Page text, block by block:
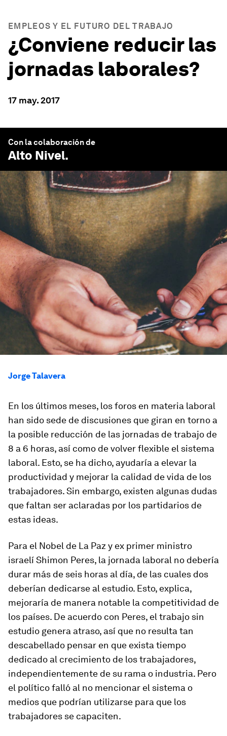
EMPLEOS Y EL FUTURO DEL TRABAJO
¿Conviene reducir las
jornadas laborales?
17 may. 2017
Con la colaboración de
Alto Nivel.
Jorge Talavera
En los últimos meses, los foros en materia laboral
han sido sede de discusiones que giran en torno a
la posible reducción de las jornadas de trabajo de
8 a 6 horas, así como de volver flexible el sistema
laboral. Esto, se ha dicho, ayudaría a elevar la
productividad y mejorar la calidad de vida de los
trabajadores. Sin embargo, existen algunas dudas
que faltan ser aclaradas por los partidarios de
estas ideas.
Para el Nobel de La Paz y ex primer ministro
israelí Shimon Peres, la jornada laboral no debería
durar más de seis horas al día, de las cuales dos
deberían dedicarse al estudio. Esto, explica,
mejoraría de manera notable la competitividad de
los países. De acuerdo con Peres, el trabajo sin
estudio genera atraso, así que no resulta tan
descabellado pensar en que exista tiempo
dedicado al crecimiento de los trabajadores,
independientemente de su rama o industria. Pero
el político falló al no mencionar el sistema o
medios que podrían utilizarse para que los
trabajadores se capaciten.